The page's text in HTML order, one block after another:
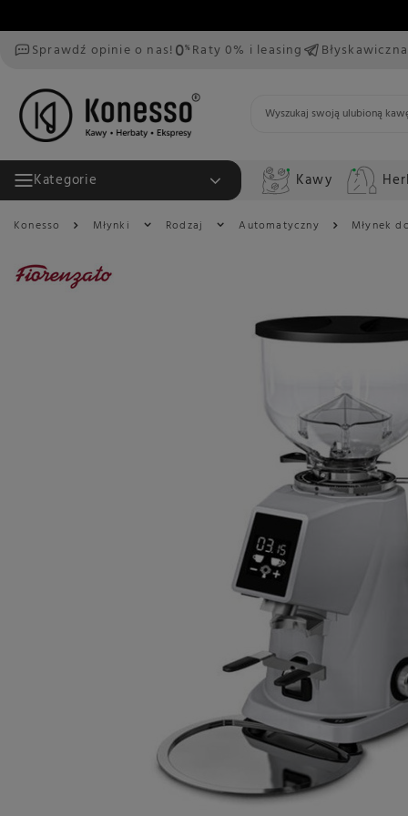
Sprawdź opinie o nas! Raty 0% i leasing
Kategorie Kawy
Konesso Młynki Rodzaj Automatyczny Młynek